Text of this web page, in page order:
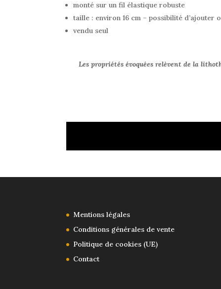
monté sur un fil élastique robuste
taille : environ 16 cm – possibilité d’ajouter
vendu seul
Les propriétés évoquées relèvent de la
Mentions légales
Conditions générales de vente
Politique de cookies (UE)
Contact